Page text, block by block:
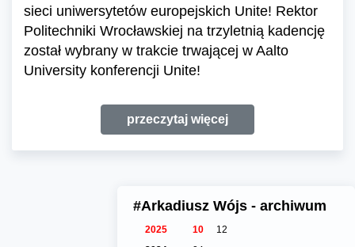
sieci uniwersytetów europejskich Unite! Rektor
Politechniki Wrocławskiej na trzyletnią kadencję
został wybrany w trakcie trwającej w Aalto
University konferencji Unite!
przeczytaj więcej
#Arkadiusz Wójs - archiwum
2025 10
12